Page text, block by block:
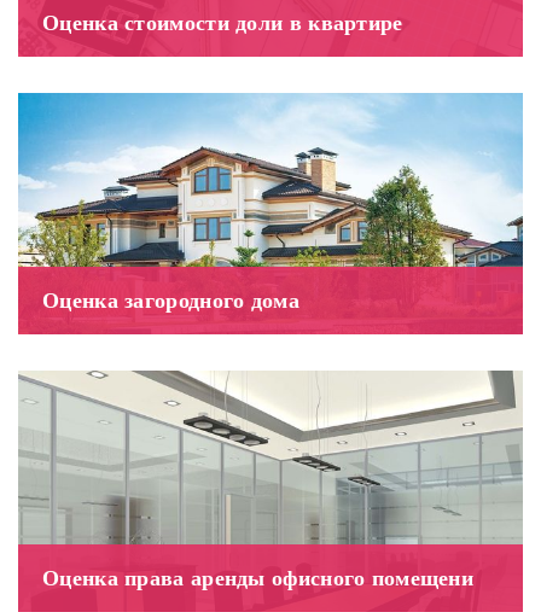
Оценка стоимости доли в квартире
Оценка загородного дома
Оценка права аренды офисного помещени